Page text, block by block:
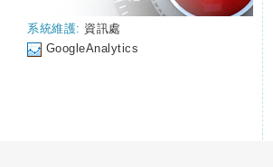
系統維護: 資訊處
GoogleAnalytics